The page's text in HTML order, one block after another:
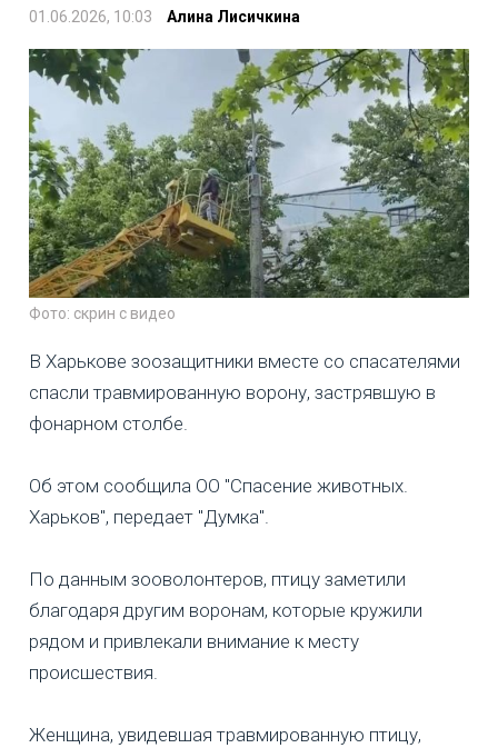
01.06.2026, 10:03 Алина Лисичкина
Фото: скрин с видео
В Харькове зоозащитники вместе со спасателями
спасли травмированную ворону, застрявшую в
фонарном столбе.
Об этом сообщила ОО "Спасение животных.
Харьков", передает "Думка".
По данным зооволонтеров, птицу заметили
благодаря другим воронам, которые кружили
рядом и привлекали внимание к месту
происшествия.
Женщина, увидевшая травмированную птицу,